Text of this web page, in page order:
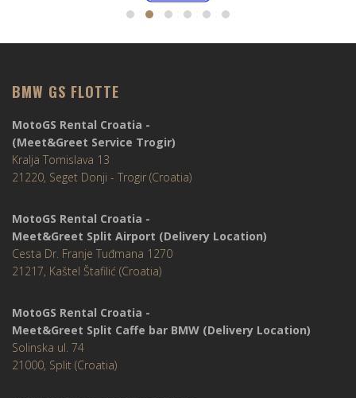
BMW GS FLOTTE
MotoGS Rental Croatia -
(Meet&Greet Service Trogir)
Kralja Tomislava 13
21220, Seget Donji - Trogir (Croatia)
MotoGS Rental Croatia -
Meet&Greet Split Airport (Delivery Location)
Cesta Dr. Franje Tuđmana 1270
21217, Kaštel Štafilić (Croatia)
MotoGS Rental Croatia -
Meet&Greet Split Caffe bar BMW (Delivery Location)
Solinska ul. 74
21000, Split (Croatia)